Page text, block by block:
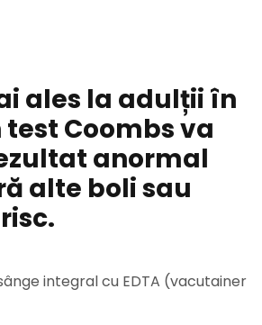
ales la adulții în
Coombs va
anormal
alte boli sau
integral cu EDTA (vacutainer